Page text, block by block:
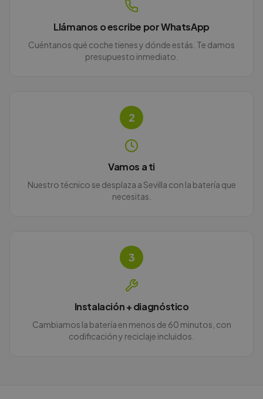
Llámanos o escribe por WhatsApp
Cuéntanos qué coche tienes y dónde estás. Te damos
presupuesto inmediato.
2
Vamos a ti
Nuestro técnico se desplaza a Sevilla con la batería que
necesitas.
3
Instalación + diagnóstico
Cambiamos la batería en menos de 60 minutos, con
codificación y reciclaje incluidos.